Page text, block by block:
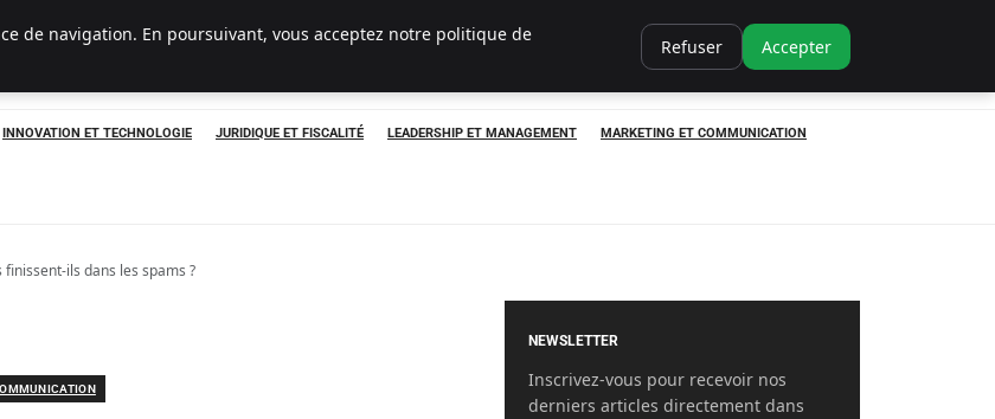
INNOVATION ET TECHNOLOGIE JURIDIQUE ET FISCALITÉ LEADERSHIP ET MANAGEMENT MARKETING ET COMMUNICATION
ils dans les spams ?
NEWSLETTER
Inscrivez-vous pour recevoir nos
derniers articles directement dans
de navigation. En poursuivant, vous acceptez notre politique de
Refuser Accepter